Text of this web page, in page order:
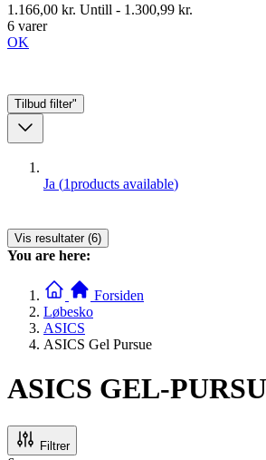
1.166,00 kr. Untill - 1.300,99 kr.
6 varer
OK
Tilbud filter"
Ja (1products available)
Vis resultater (6)
You are here:
Forsiden
Løbesko
ASICS
ASICS Gel Pursue
ASICS GEL-
Filtrer